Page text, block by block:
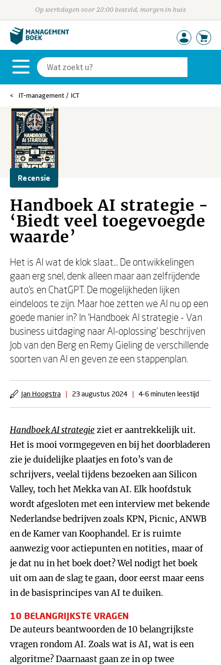
Op werkdagen voor 23:00 besteld, morgen in huis
IT-management / ICT
Recensie
Handboek AI strategie -
‘Biedt veel toegevoegde
waarde’
Het is AI wat de klok slaat... De ontwikkelingen
gaan erg snel, denk alleen maar aan zelfrijdende
auto’s en ChatGPT. De mogelijkheden lijken
eindeloos te zijn. Maar hoe zetten we AI nu op een
goede manier in? In ‘Handboek AI strategie - Van
business uitdaging naar AI-oplossing’ beschrijven
Job van den Berg en Remy Gieling de verschillende
soorten van AI en geven ze een stappenplan.
Jan Hoogstra | 23 augustus 2024 | 4-6 minuten leestijd
Handboek AI strategie ziet er aantrekkelijk uit.
Het is mooi vormgegeven en bij het doorbladeren
zie je duidelijke plaatjes en foto’s van de
schrijvers, veelal tijdens bezoeken aan Silicon
Valley, toch het Mekka van AI. Elk hoofdstuk
wordt afgesloten met een interview met bekende
Nederlandse bedrijven zoals KPN, Picnic, ANWB
en de Kamer van Koophandel. Er is ruimte
aanwezig voor actiepunten en notities, maar of
je dat nu in het boek doet? Wel nodigt het boek
uit om aan de slag te gaan, door eerst maar eens
in de basisprincipes van AI te duiken.
10 BELANGRIJKSTE VRAGEN
De auteurs beantwoorden de 10 belangrijkste
vragen rondom AI. Zoals wat is AI, wat is een
algoritme? Daarnaast gaan ze in op twee